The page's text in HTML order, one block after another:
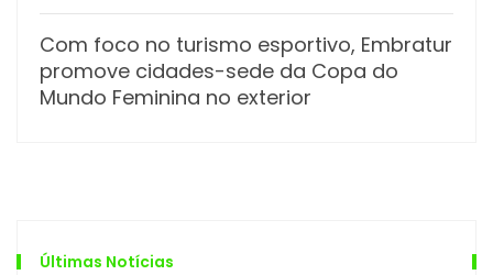
Com foco no turismo esportivo, Embratur
promove cidades-sede da Copa do
Mundo Feminina no exterior
Últimas Notícias